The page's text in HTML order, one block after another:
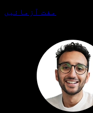
مفت آزمائیں